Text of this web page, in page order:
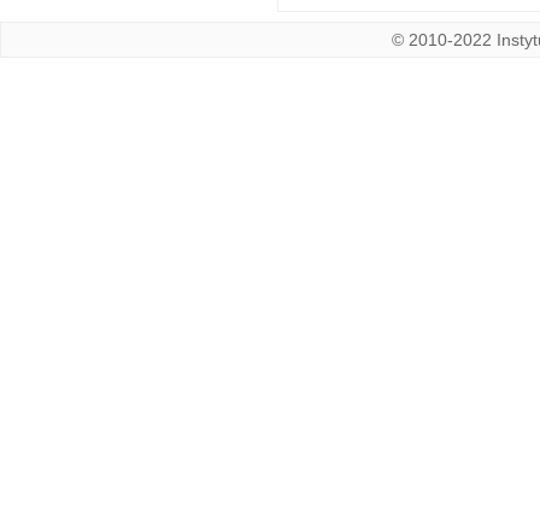
© 2010-2022